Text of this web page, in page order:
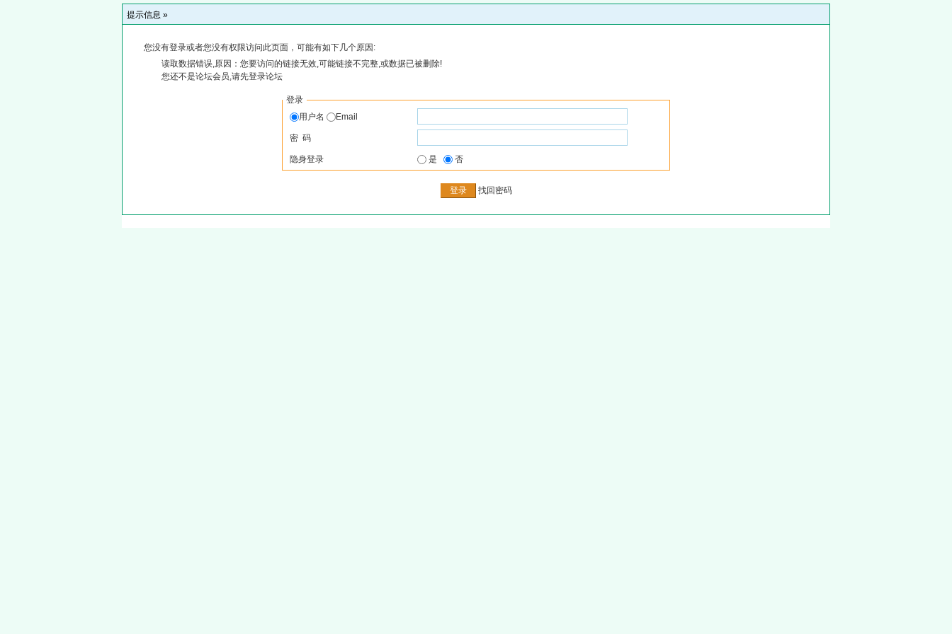
提示信息 »
您没有登录或者您没有权限访问此页面，可能有如下几个原因:
读取数据错误,原因：您要访问的链接无效,可能链接不完整,或数据已被删除!
您还不是论坛会员,请先登录论坛
登录
用户名
Email
密 码
隐身登录 是 否
找回密码